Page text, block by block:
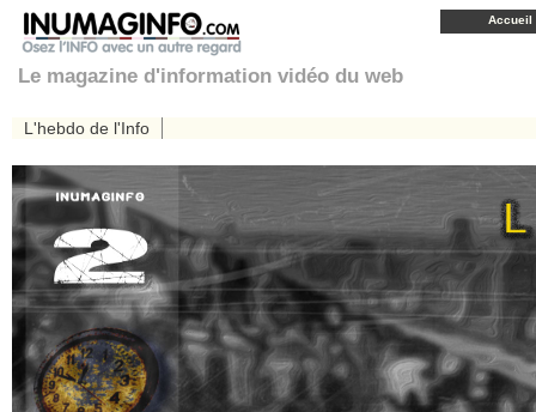
Accueil
Le magazine d'information vidéo du web
L'hebdo de l'Info